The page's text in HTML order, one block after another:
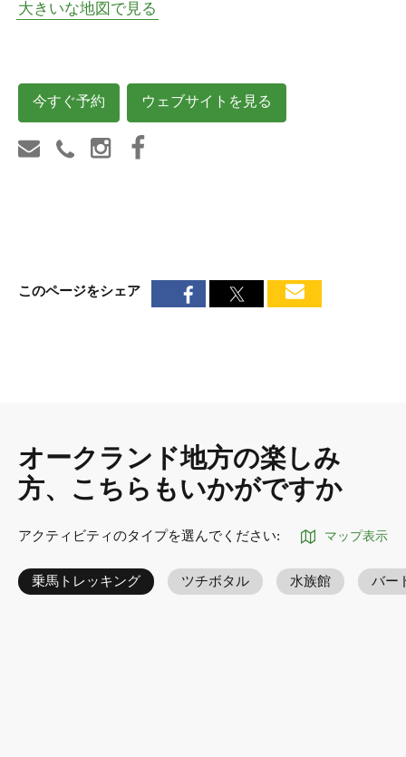
大きいな地図で見る
今すぐ予約 ウェブサイトを見る
このページをシェア
オークランド地方の楽しみ
方、こちらもいかがですか
アクティビティのタイプを選んでください: マップ表示
乗馬トレッキング ツチボタル 水族館 バー